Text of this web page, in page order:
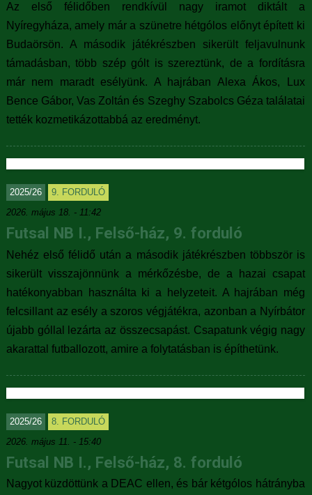
Az első félidőben rendkívül nagy iramot diktált a
Nyíregyháza, amely már a szünetre hétgólos előnyt épített ki
Budaörsön. A második játékrészben sikerült feljavulnunk
támadásban, több szép gólt is szereztünk, de a fordításra
már nem maradt esélyünk. A hajrában Alexa Ákos, Lux
Bence Gábor, Vas Zoltán és Szeghy Szabolcs Géza találatai
tették kozmetikázottabbá az eredményt.
2025/26
9. FORDULÓ
2026. május 18. - 11:42
Futsal NB I., Felső-ház, 9. forduló
Nehéz első félidő után a második játékrészben többször is
sikerült visszajönnünk a mérkőzésbe, de a hazai csapat
hatékonyabban használta ki a helyzeteit. A hajrában még
felcsillant az esély a szoros végjátékra, azonban a Nyírbátor
újabb góllal lezárta az összecsapást. Csapatunk végig nagy
akarattal futballozott, amire a folytatásban is építhetünk.
2025/26
8. FORDULÓ
2026. május 11. - 15:40
Futsal NB I., Felső-ház, 8. forduló
Nagyot küzdöttünk a DEAC ellen, és bár kétgólos hátrányba